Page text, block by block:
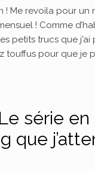
! Me revoila pour un
! Comme
petits trucs que j’ai
touffus pour que je
série en
que